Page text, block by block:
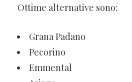
Ottime alternative sono:
Grana Padano
Pecorino
Emmental